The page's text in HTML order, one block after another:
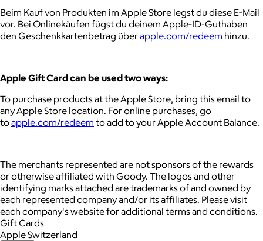
Beim Kauf von Produkten im Apple Store legst du diese E‑Mail
vor. Bei Onlinekäufen fügst du deinem Apple‑ID-Guthaben
den Geschenkkartenbetrag überapple.com/redeem hinzu.
Apple Gift Card can be used two ways:
To purchase products at the Apple Store, bring this email to
any Apple Store location. For online purchases, go
toapple.com/redeem to add to your Apple Account Balance.
The merchants represented are not sponsors of the rewards
or otherwise affiliated with Goody. The logos and other
identifying marks attached are trademarks of and owned by
each represented company and/or its affiliates. Please visit
each company's website for additional terms and conditions.
Gift Cards
Apple Switzerland